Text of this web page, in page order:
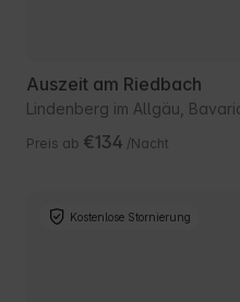
Auszeit am Riedbach
Lindenberg im Allgäu,
Preis ab €134 /Nacht
Kostenlose Stornierung